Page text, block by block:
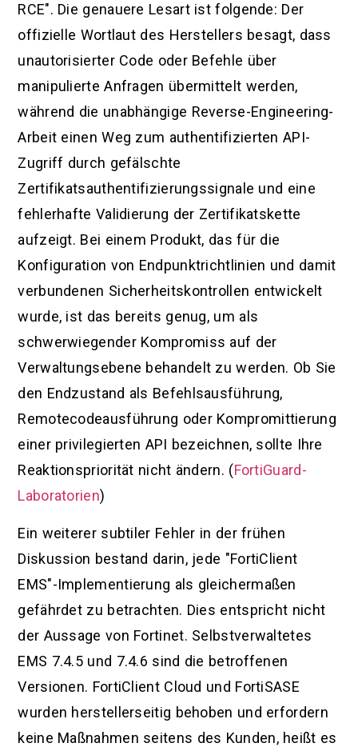
RCE". Die genauere Lesart ist folgende: Der
offizielle Wortlaut des Herstellers besagt, dass
unautorisierter Code oder Befehle über
manipulierte Anfragen übermittelt werden,
während die unabhängige Reverse-Engineering-
Arbeit einen Weg zum authentifizierten API-
Zugriff durch gefälschte
Zertifikatsauthentifizierungssignale und eine
fehlerhafte Validierung der Zertifikatskette
aufzeigt. Bei einem Produkt, das für die
Konfiguration von Endpunktrichtlinien und damit
verbundenen Sicherheitskontrollen entwickelt
wurde, ist das bereits genug, um als
schwerwiegender Kompromiss auf der
Verwaltungsebene behandelt zu werden. Ob Sie
den Endzustand als Befehlsausführung,
Remotecodeausführung oder Kompromittierung
einer privilegierten API bezeichnen, sollte Ihre
Reaktionspriorität nicht ändern. (FortiGuard-
Laboratorien)
Ein weiterer subtiler Fehler in der frühen
Diskussion bestand darin, jede "FortiClient
EMS"-Implementierung als gleichermaßen
gefährdet zu betrachten. Dies entspricht nicht
der Aussage von Fortinet. Selbstverwaltetes
EMS 7.4.5 und 7.4.6 sind die betroffenen
Versionen. FortiClient Cloud und FortiSASE
wurden herstellerseitig behoben und erfordern
keine Maßnahmen seitens des Kunden, heißt es